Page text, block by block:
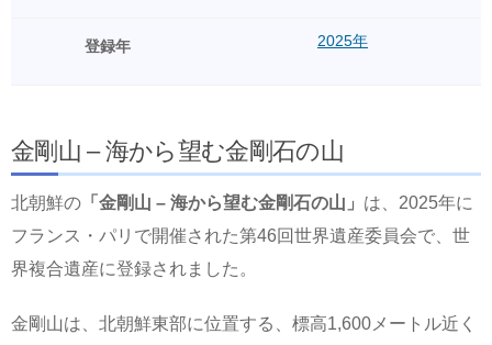
登録年 2025年
金剛山 – 海から望む金剛石の山
北朝鮮の 「金剛山 – 海から望む金剛石の山」 は、2025年に
フランス・パリで開催された第46回世界遺産委員会で、世
界複合遺産に登録されました。
金剛山は、北朝鮮東部に位置する、標高1,600メートル近く